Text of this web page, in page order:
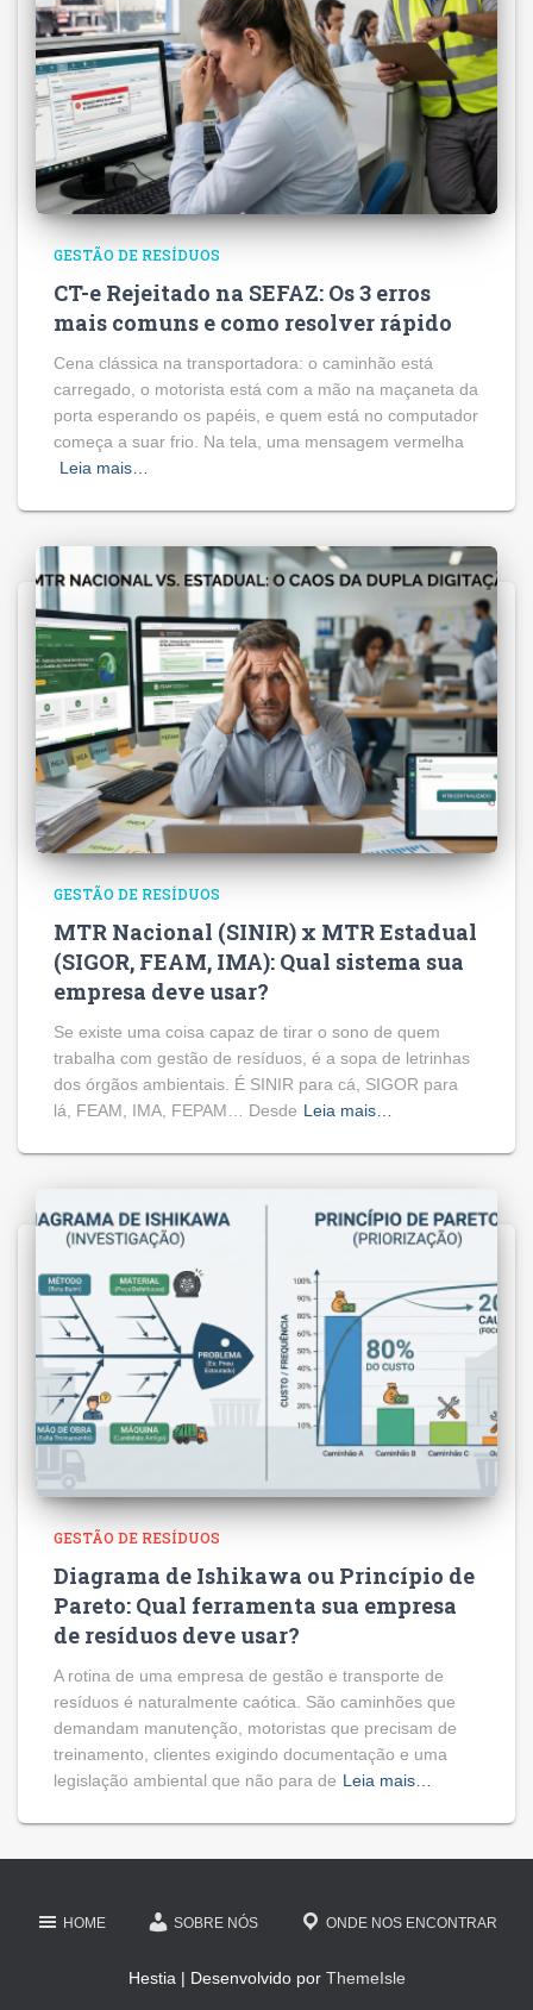
GESTÃO DE RESÍDUOS
CT-e Rejeitado na SEFAZ: Os 3 erros
mais comuns e como resolver rápido
Cena clássica na transportadora: o caminhão está
carregado, o motorista está com a mão na maçaneta da
porta esperando os papéis, e quem está no computador
começa a suar frio. Na tela, uma mensagem vermelha
Leia mais…
GESTÃO DE RESÍDUOS
MTR Nacional (SINIR) x MTR Estadual
(SIGOR, FEAM, IMA): Qual sistema sua
empresa deve usar?
Se existe uma coisa capaz de tirar o sono de quem
trabalha com gestão de resíduos, é a sopa de letrinhas
dos órgãos ambientais. É SINIR para cá, SIGOR para
lá, FEAM, IMA, FEPAM… Desde Leia mais…
GESTÃO DE RESÍDUOS
Diagrama de Ishikawa ou Princípio de
Pareto: Qual ferramenta sua empresa
de resíduos deve usar?
A rotina de uma empresa de gestão e transporte de
resíduos é naturalmente caótica. São caminhões que
demandam manutenção, motoristas que precisam de
treinamento, clientes exigindo documentação e uma
legislação ambiental que não para de Leia mais…
HOME SOBRE NÓS ONDE NOS ENCONTRAR
Hestia | Desenvolvido por ThemeIsle